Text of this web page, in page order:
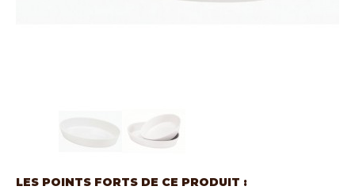
LES POINTS FORTS DE CE PRODUIT :